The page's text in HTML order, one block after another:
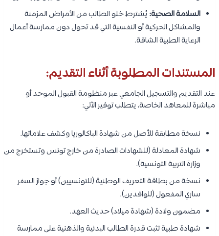
السلامة الصحية: يُشترط خلو الطالب من الأمراض المزمنة
والمشاكل الحركية أو النفسية التي قد تحول دون ممارسة أعمال
الرعاية الطبية الشاقة.
المستندات المطلوبة أثناء التقديم:
عند التقديم والتسجيل الجامعي عبر منظومة القبول الموحد أو
مباشرة للمعاهد الخاصة، يتطلب توفير الآتي:
نسخة مطابقة للأصل من شهادة الباكالوريا وكشف علاماتها.
شهادة المعادلة (للشهادات الصادرة من خارج تونس وتستخرج من
وزارة التربية التونسية).
نسخة من بطاقة التعريف الوطنية (للتونسيين) أو جواز السفر
ساري المفعول (للوافدين).
مضمون ولادة (شهادة ميلاد) حديث العهد.
شهادة طبية تثبت قدرة الطالب البدنية والذهنية على ممارسة